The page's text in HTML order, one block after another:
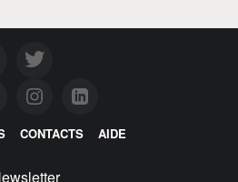
CONTACTS AIDE